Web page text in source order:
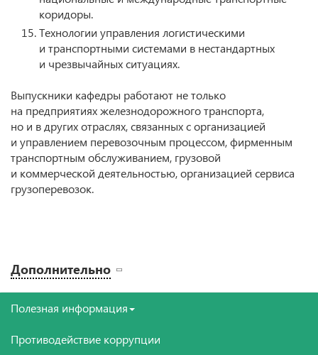
коридоры.
Технологии управления логистическими
и транспортными системами в нестандартных
и чрезвычайных ситуациях.
Выпускники кафедры работают не только
на предприятиях железнодорожного транспорта,
но и в других отраслях, связанных с организацией
и управлением перевозочным процессом, фирменным
транспортным обслуживанием, грузовой
и коммерческой деятельностью, организацией сервиса
грузоперевозок.
Дополнительно
Полезная информация
Противодействие коррупции